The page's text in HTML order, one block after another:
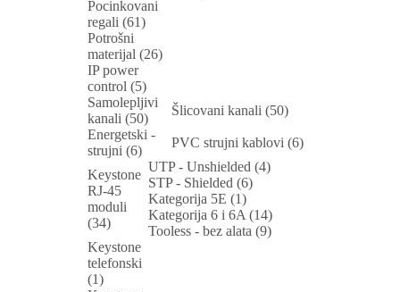
Pocinkovani
regali (61)
Potrošni
materijal (26)
IP power
control (5)
Samolepljivi
kanali (50)
Šlicovani kanali (50)
Energetski -
strujni (6)
PVC strujni kablovi (6)
Keystone
RJ-45
moduli
(34)
UTP - Unshielded (4)
STP - Shielded (6)
Kategorija 5E (1)
Kategorija 6 i 6A (14)
Tooless - bez alata (9)
Keystone
telefonski
(1)